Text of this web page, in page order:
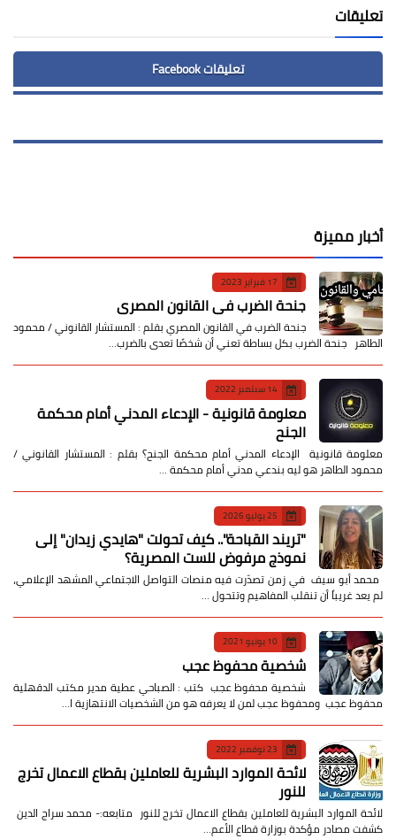
تعليقات
تعليقات Facebook
أخبار مميزة
17 فبراير 2023
جنحة الضرب في القانون المصري
جنحة الضرب في القانون المصري بقلم : المستشار القانوني / محمود
الطاهر جنحة الضرب بكل بساطة تعني أن شخصًا تعدى بالضرب…
14 سبتمبر 2022
معلومة قانونية - الإدعاء المدني أمام محكمة
الجنح
معلومة قانونية الإدعاء المدني أمام محكمة الجنح؟ بقلم : المستشار القانوني /
محمود الطاهر هو ليه بندعي مدني أمام محكمة …
25 يوليو 2026
​"تريند القباحة".. كيف تحولت "هايدي زيدان" إلى
نموذج مرفوض للست المصرية؟
​ محمد أبو سيف ​في زمن تصدّرت فيه منصات التواصل الاجتماعي المشهد الإعلامي،
لم يعد غريباً أن تنقلب المفاهيم وتتحول …
10 يونيو 2021
شخصية محفوظ عجب
شخصية محفوظ عجب كتب : الصباحي عطية مدير مكتب الدقهلية
محفوظ عجب ومحفوظ عجب لمن لا يعرفه هو من الشخصيات الانتهازية ا…
23 نوفمبر 2022
لائحة الموارد البشرية للعاملين بقطاع الاعمال تخرج
للنور
لائحة الموارد البشرية للعاملين بقطاع الاعمال تخرج للنور متابعه:- محمد سراج الدين
كشفت مصادر مؤكدة بوزارة قطاع الأعم…